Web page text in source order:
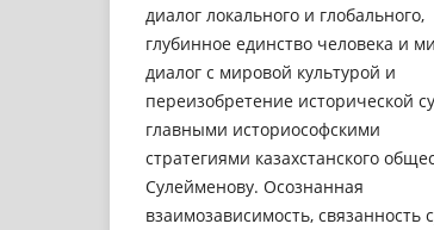
диалог локального и глобального,
глубинное единство человека и
диалог с мировой культурой и
переизобретение исторической
главными историософскими
стратегиями казахстанского
Сулейменову. Осознанная
взаимозависимость, связанность